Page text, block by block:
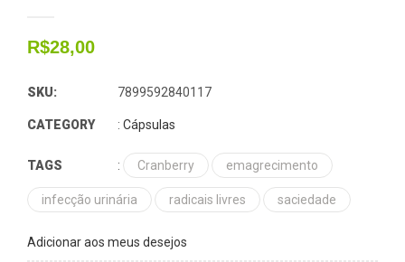
R$28,00
SKU: 7899592840117
CATEGORY : Cápsulas
TAGS : Cranberry emagrecimento
infecção urinária radicais livres saciedade
Adicionar aos meus desejos